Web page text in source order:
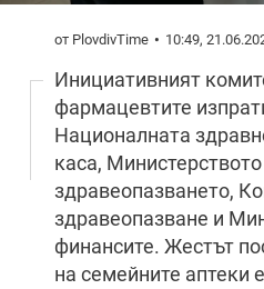
от PlovdivTime 10:49,
Инициативният
фармацевтите
Националната
каса,
здравеопазването,
здравеопазване и
финансите. Жестът
на семейните аптеки